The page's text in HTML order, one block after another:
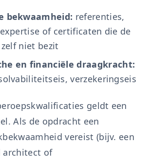
bekwaamheid: referenties,
of certificaten die de
zelf niet bezit
en financiële draagkracht:
verzekeringseis
geldt een
Als de opdracht een
vereist (bijv. een
architect of